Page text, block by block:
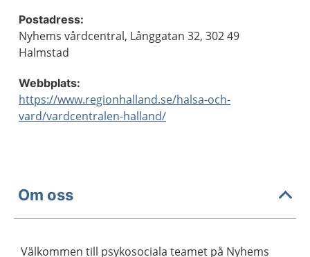
Postadress:
Nyhems vårdcentral, Långgatan 32, 302 49
Halmstad
Webbplats:
https://www.regionhalland.se/halsa-och-
vard/vardcentralen-halland/
Om oss
Välkommen till psykosociala teamet på Nyhems